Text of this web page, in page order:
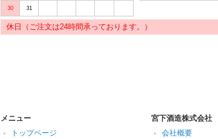
30 31
休日（ご注文は24時間承っております。）
メニュー
トップページ
宮下酒造株式会社
会社概要